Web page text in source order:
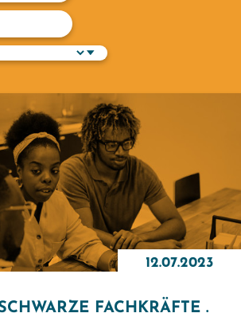
12.07.2023
FACHKRÄFTE .